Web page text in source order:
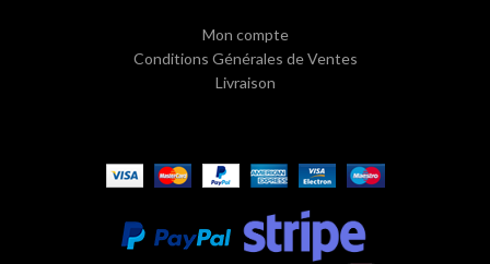
Mon compte
Conditions Générales de Ventes
Livraison